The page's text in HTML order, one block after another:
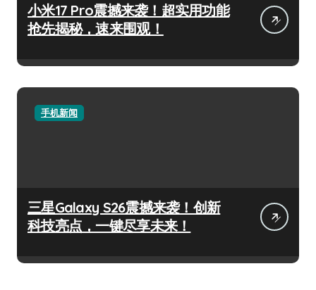
小米17 Pro震撼来袭！超实用功能
抢先揭秘，速来围观！
手机新闻
三星Galaxy S26震撼来袭！创新
科技亮点，一键尽享未来！